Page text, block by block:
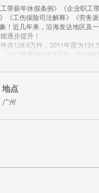
薪年休假条例》《企业职工
《工伤保险司法解释》《劳务
近几年来，沿海发达地区及
逐步提升！
128.8万件，2011年度为
年度为166.5万件，2018年
新规定对企业的用工管理带
风险防范机制，以迅速杜绝
。欢迎企事业单位积极组织相
享最新的实操策略。
地点
广州